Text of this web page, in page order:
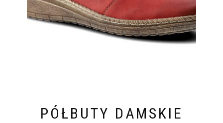
PÓŁBUTY DAMSKIE